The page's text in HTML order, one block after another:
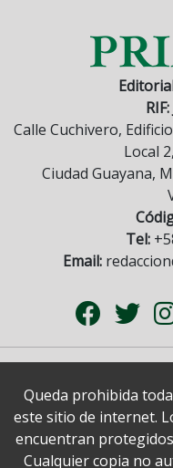
Calle Cuchivero,
Local
Ciudad Guayana,
Tel:
Email:
Queda prohibida
este sitio de internet.
encuentran
Cualquier copia no